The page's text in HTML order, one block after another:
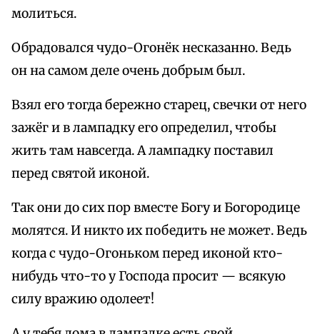
молиться.
Обрадовался чудо-Огонёк несказанно. Ведь
он на самом деле очень добрым был.
Взял его тогда бережно старец, свечки от него
зажёг и в лампадку его определил, чтобы
жить там навсегда. А лампадку поставил
перед святой иконой.
Так они до сих пор вместе Богу и Богородице
молятся. И никто их победить не может. Ведь
когда с чудо-Огоньком перед иконой кто-
нибудь что-то у Господа просит — всякую
силу вражию одолеет!